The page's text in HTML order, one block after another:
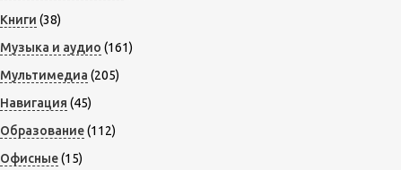
Книги (38)
Музыка и аудио (161)
Мультимедиа (205)
Навигация (45)
Образование(112)
Офисные(15)